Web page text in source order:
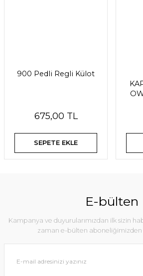
900 Pedli Regli Külot
675,00 TL
SEPETE EKLE
E-bülten
Kampanya ve duyurularımızdan ilk sizin
zaman e-bülten aboneliğimizden